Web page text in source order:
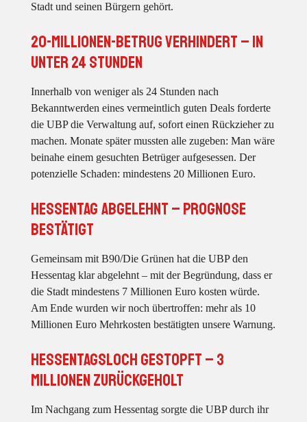
Stadt und seinen Bürgern gehört.
20-Millionen-Betrug verhindert – in
unter 24 Stunden
Innerhalb von weniger als 24 Stunden nach
Bekanntwerden eines vermeintlich guten Deals forderte
die UBP die Verwaltung auf, sofort einen Rückzieher zu
machen. Monate später mussten alle zugeben: Man wäre
beinahe einem gesuchten Betrüger aufgesessen. Der
potenzielle Schaden: mindestens 20 Millionen Euro.
Hessentag abgelehnt – Prognose
bestätigt
Gemeinsam mit B90/Die Grünen hat die UBP den
Hessentag klar abgelehnt – mit der Begründung, dass er
die Stadt mindestens 7 Millionen Euro kosten würde.
Am Ende wurden wir noch übertroffen: mehr als 10
Millionen Euro Mehrkosten bestätigten unsere Warnung.
Hessentagsloch gestopft – 3
Millionen zurückgeholt
Im Nachgang zum Hessentag sorgte die UBP durch ihr